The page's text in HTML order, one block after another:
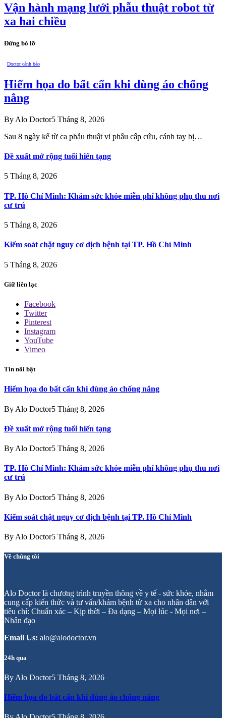
Vận hành mạng lưới phẫu thuật robot từ
xa hai chiều
Đừng bỏ lỡ
Doctor cảnh báo
Hiểm họa do bất cẩn khi dùng áo chống
nắng
By Alo Doctor5 Tháng 8, 2026
Sau 8 ngày kể từ ca phẫu thuật vi phẫu cấp cứu, cánh tay bị…
Đề xuất mở rộng tuổi hiến tạng
5 Tháng 8, 2026
TP. Hồ Chí Minh: Khám sức khỏe miễn phí không phụ thu nơi
cư trú
5 Tháng 8, 2026
Kiểm soát chặt nguy cơ dịch bệnh tại TP. Hồ Chí Minh
5 Tháng 8, 2026
Giữ liên lạc
Facebook
Twitter
Pinterest
Instagram
YouTube
Vimeo
Tin nổi bật
Hiểm họa do bất cẩn khi dùng áo chống nắng
By Alo Doctor5 Tháng 8, 2026
Đề xuất mở rộng tuổi hiến tạng
By Alo Doctor5 Tháng 8, 2026
TP. Hồ Chí Minh: Khám sức khỏe miễn phí không phụ thu nơi
cư trú
By Alo Doctor5 Tháng 8, 2026
Kiểm soát chặt nguy cơ dịch bệnh tại TP. Hồ Chí Minh
By Alo Doctor5 Tháng 8, 2026
Về chúng tôi
Alo Doctor là chương trình truyền thông về y tế - sức khỏe, nhằm
cung cấp kiến thức và tư vấn/khám bệnh từ xa cho nhân dân với
tiêu chí: Chuẩn xác – Kịp thời – Đa dạng – Mọi lúc - Mọi nơi –
Nhân đạo
Email Us: alo@alodoctor.vn
24h qua
By Alo Doctor5 Tháng 8, 2026
Hiểm họa do bất cẩn khi dùng áo chống nắng